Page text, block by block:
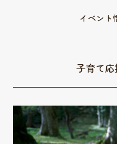
イベント
子育て